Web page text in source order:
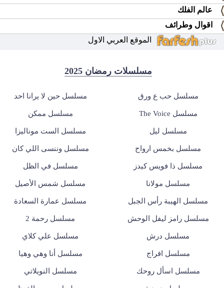
عالم الفلك
اقوال وطرائف
الموقع العربي الاول
مسلسلات رمضان 2025
مسلسل حب ع ورق مسلسل حين لا يرانا احد
مسلسل The Voice مسلسل ممكن
مسلسل ليل مسلسل الست موناليزا
مسلسل بخمس ارواح مسلسل وننسى اللي كان
مسلسل ذا فويس كيدز مسلسل في الظل
مسلسل مولانا مسلسل شمس الأصيل
مسلسل الهيبة رأس الجبل مسلسل عمارة السعادة
مسلسل رامز ليفل الوحش مسلسل رحمة 2
مسلسل درش مسلسل علي كلاي
مسلسل افراج مسلسل أنا وهي وهيا
مسلسل اسأل روحك مسلسل النويلاتي